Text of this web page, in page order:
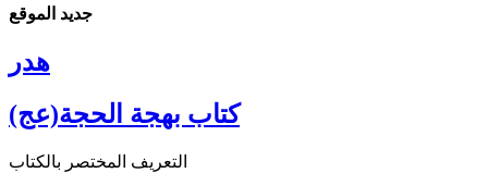
جديد الموقع
هدر
كتاب بهجة الحجة(عج)
التعريف المختصر بالكتاب